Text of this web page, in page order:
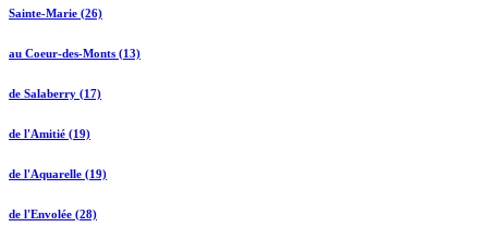
Sainte-Marie (26)
au Coeur-des-Monts (13)
de Salaberry (17)
de l'Amitié (19)
de l'Aquarelle (19)
de l'Envolée (28)